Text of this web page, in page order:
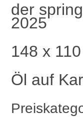
der
2025
148 x
Öl auf